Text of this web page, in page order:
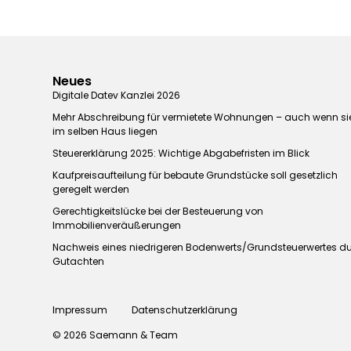
Neues
Digitale Datev Kanzlei 2026
Mehr Abschreibung für vermietete Wohnungen – auch wenn
im selben Haus liegen
Steuererklärung 2025: Wichtige Abgabefristen im Blick
Kaufpreisaufteilung für bebaute Grundstücke soll gesetzlich
geregelt werden
Gerechtigkeitslücke bei der Besteuerung von
Immobilienveräußerungen
Nachweis eines niedrigeren Bodenwerts/Grundsteuerwertes
Gutachten
Impressum
Datenschutzerklärung
© 2026 Saemann & Team